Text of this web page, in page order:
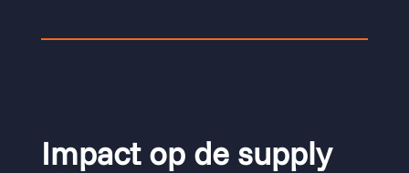
Impact op de supply